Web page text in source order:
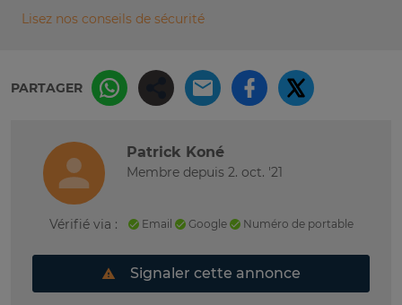
Lisez nos conseils de sécurité
PARTAGER
Patrick Koné
Membre depuis 2. oct. '21
Vérifié via : Email Google Numéro de portable
Signaler cette annonce